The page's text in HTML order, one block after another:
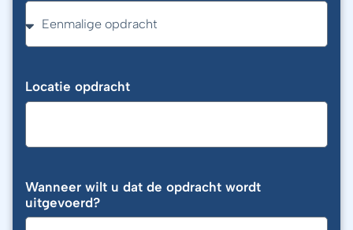
Locatie opdracht
Wanneer wilt u dat de opdracht wordt
uitgevoerd?